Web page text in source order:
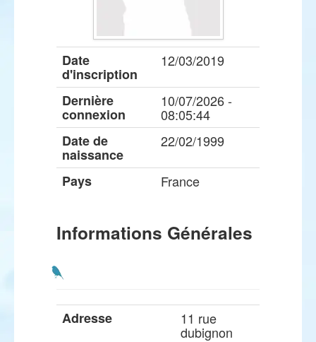
Date
d'inscription
12/03/2019
Dernière
connexion
10/07/2026 -
08:05:44
Date de
naissance
22/02/1999
Pays France
Informations Générales
Adresse 11 rue
dubignon